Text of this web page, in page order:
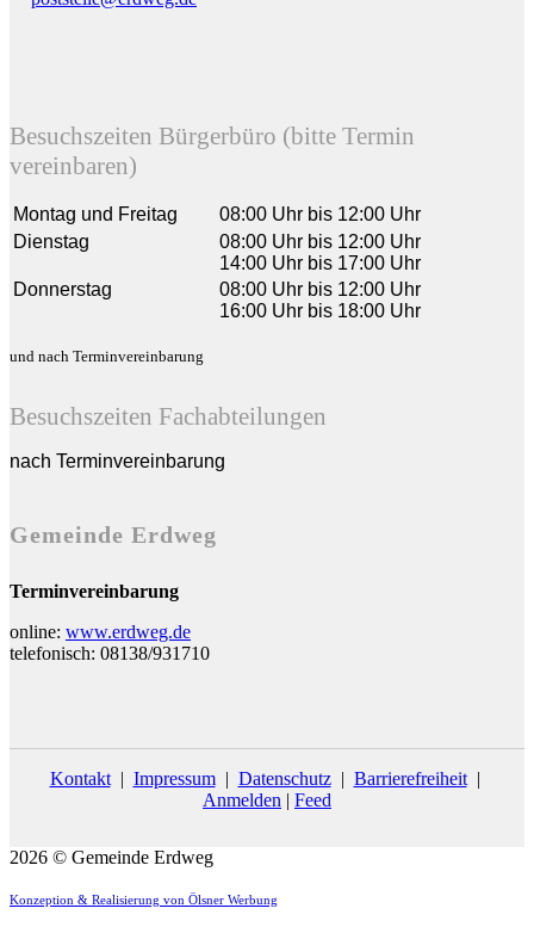
Besuchszeiten Bürgerbüro (bitte Termin
vereinbaren)
Montag und Freitag
08:00 Uhr bis 12:00 Uhr
Dienstag
08:00 Uhr bis 12:00 Uhr
14:00 Uhr bis 17:00 Uhr
Donnerstag
08:00 Uhr bis 12:00 Uhr
16:00 Uhr bis 18:00 Uhr
und nach Terminvereinbarung
Besuchszeiten Fachabteilungen
nach Terminvereinbarung
Gemeinde Erdweg
Terminvereinbarung
online: www.erdweg.de
telefonisch: 08138/931710
Kontakt| Impressum| Datenschutz| Barrierefreiheit|
Anmelden | Feed
2026 © Gemeinde Erdweg
Konzeption & Realisierung von Ölsner Werbung